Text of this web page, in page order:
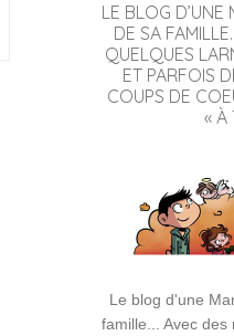
LE BLOG
DE SA
QUELQUES
ET PARFOIS
COUPS DE
« À
Le blog d'une
famille... Avec